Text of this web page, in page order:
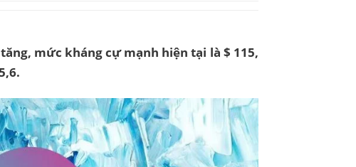
mức kháng cự mạnh hiện tại là $ 115,